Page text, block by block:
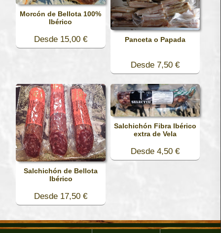
Morcón de Bellota 100%
Ibérico
Desde 15,00 € Panceta o Papada
Desde 7,50 €
Salchichón de Bellota
Ibérico
Desde 17,50 €
Salchichón Fibra Ibérico
extra de Vela
Desde 4,50 €